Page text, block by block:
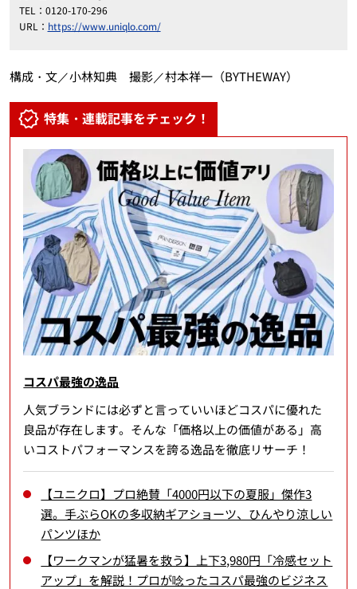
TEL：0120-170-296
URL： https://www.uniqlo.com/
構成・文／小林知典 撮影／村本祥一（BYTHEWAY）
特集・連載記事をチェック！
コスパ最強の逸品
人気ブランドには必ずと言っていいほどコスパに優れた
良品が存在します。そんな「価格以上の価値がある」高
いコストパフォーマンスを誇る逸品を徹底リサーチ！
【ユニクロ】プロ絶賛「4000円以下の夏服」傑作3
選。手ぶらOKの多収納ギアショーツ、ひんやり涼しい
パンツほか
【ワークマンが猛暑を救う】上下3,980円「冷感セット
アップ」を解説！プロが唸ったコスパ最強のビジネス